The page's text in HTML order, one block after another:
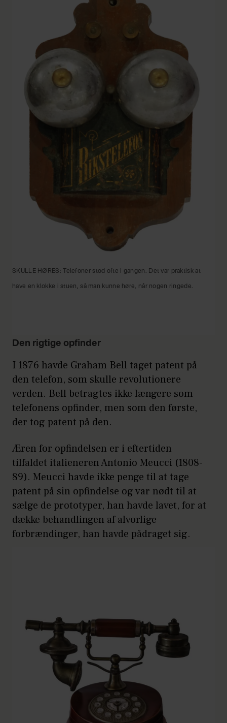
SKULLE HØRES: Telefoner stod ofte i gangen. Det var praktisk at
have en klokke i stuen, så man kunne høre, når nogen ringede.
Den rigtige opfinder
I 1876 havde Graham Bell taget patent på
den telefon, som skulle revolutionere
verden. Bell betragtes ikke længere som
telefonens opfinder, men som den første,
der tog patent på den.
Æren for opfindelsen er i eftertiden
tilfaldet italieneren Antonio Meucci (1808-
89). Meucci havde ikke penge til at tage
patent på sin opfindelse og var nødt til at
sælge de prototyper, han havde lavet, for at
dække behandlingen af alvorlige
forbrændinger, han havde pådraget sig.